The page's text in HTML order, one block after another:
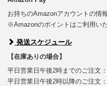
お持ちのAmazonアカウントの情
※Amazonのポイントはご利用い
発送スケジュール
【在庫ありの場合】
平日営業日午後2時までのご注文
平日営業日午後2時以降のご注文